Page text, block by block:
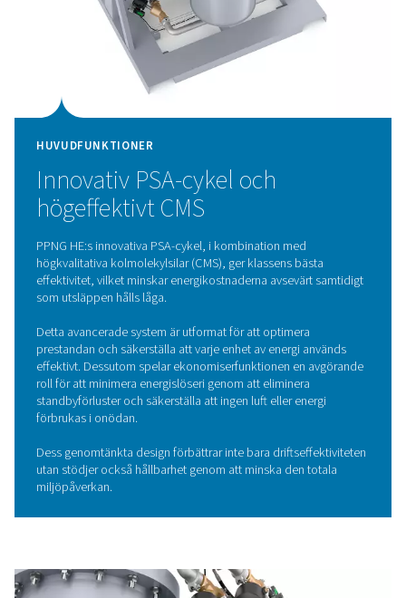
PPNG 100-800 HE kvävgasgenerator använder
teknik (Pressure Swing Adsorption) för att effektivt
kvävgas med hög renhetsgrad. Denna process
från andra gaser i luften genom att utnyttja de
Inom systemet leds luften genom kärl som
kolmolekylsilar (CMS), som selektivt adsorberar syre
föroreningar, vilket gör att kväve passerar genom som
produkt. Genom att växla mellan högt och lågt tryck i
regenereras CMS, vilket säkerställer en kontinuerlig
kvävgasförsörjning.